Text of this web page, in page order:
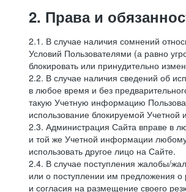
2. Права и
2.1. В случае наличия сомнений
Условий Пользователями (а равно
блокировать или принудительно
2.2. В случае наличия сведений об
в любое время и без
такую Учетную информацию
использование блокируемой
2.3. Администрация Сайта вправе в
и той же Учетной информации любому
использовать другое лицо на Сайте.
2.4. В случае поступления жалобы/
или о поступлении им предложения
и согласия на размещение своего